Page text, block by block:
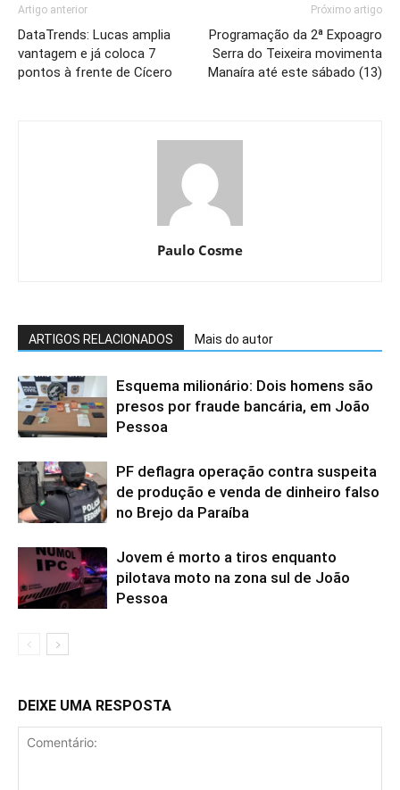
Artigo anterior
DataTrends: Lucas amplia
vantagem e já coloca 7
pontos à frente de Cícero
Próximo artigo
Programação da 2ª Expoagro
Serra do Teixeira movimenta
Manaíra até este sábado (13)
Paulo Cosme
ARTIGOS RELACIONADOS Mais do autor
Esquema milionário: Dois homens são
presos por fraude bancária, em João
Pessoa
PF deflagra operação contra suspeita
de produção e venda de dinheiro falso
no Brejo da Paraíba
Jovem é morto a tiros enquanto
pilotava moto na zona sul de João
Pessoa
DEIXE UMA RESPOSTA